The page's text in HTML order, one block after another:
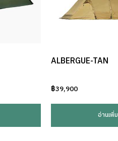
ALBERGUE-TAN
฿39,900
อ่านเพิ่ม